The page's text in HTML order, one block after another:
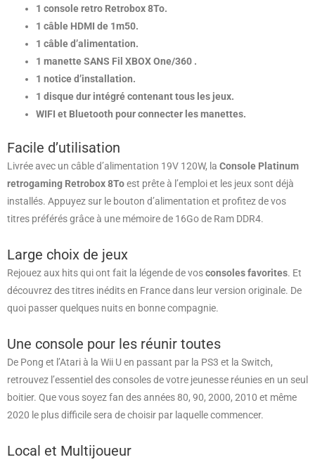
1 console retro Retrobox 8To.
1 câble HDMI de 1m50.
1 câble d’alimentation.
1 manette SANS Fil XBOX One/360 .
1 notice d’installation.
1 disque dur intégré contenant tous les jeux.
WIFI et Bluetooth pour connecter les manettes.
Facile d’utilisation
Livrée avec un câble d’alimentation 19V 120W, la Console Platinum
retrogaming Retrobox 8Toest prête à l’emploi et les jeux sont déjà
installés. Appuyez sur le bouton d’alimentation et profitez de vos
titres préférés grâce à une mémoire de 16Go de Ram DDR4.
Large choix de jeux
Rejouez aux hits qui ont fait la légende de vosconsoles favorites. Et
découvrez des titres inédits en France dans leur version originale. De
quoi passer quelques nuits en bonne compagnie.
Une console pour les réunir toutes
De Pong et l’Atari à la Wii U en passant par la PS3 et la Switch,
retrouvez l’essentiel des consoles de votre jeunesse réunies en un seul
boitier. Que vous soyez fan des années 80, 90, 2000, 2010 et même
2020 le plus difficile sera de choisir par laquelle commencer.
Local et Multijoueur